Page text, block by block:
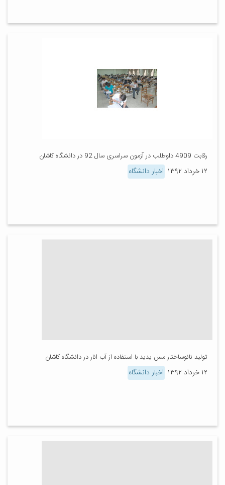
رقابت 4909 داوطلب در آزمون سراسری سال 92 در دانشگاه کاشان
۱۲ خرداد ۱۳۹۲ اخبار دانشگاه
تولید نانوساختار مس یدید با استفاده از آب انار در دانشگاه کاشان
۱۲ خرداد ۱۳۹۲ اخبار دانشگاه